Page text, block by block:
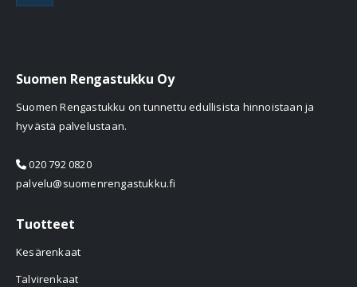
Suomen Rengastukku Oy
Suomen Rengastukku on tunnettu edullisista hinnoistaan ja
hyvästä palvelustaan.
020 792 0820
palvelu@suomenrengastukku.fi
Tuotteet
Kesärenkaat
Talvirenkaat